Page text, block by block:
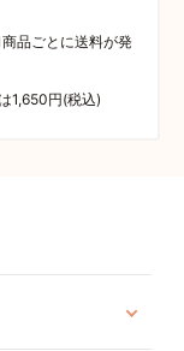
品ごとに送料が発
1,650円(税込)